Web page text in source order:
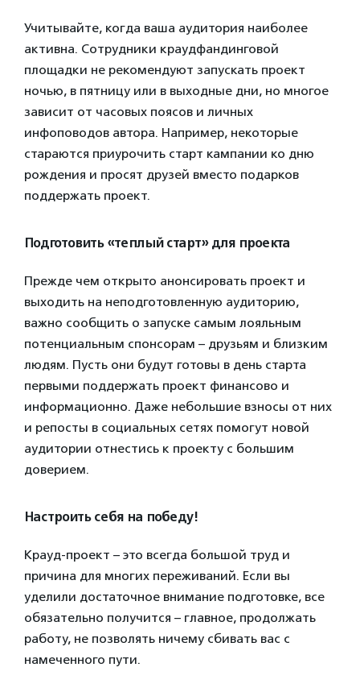
Учитывайте, когда ваша аудитория наиболее
активна. Сотрудники краудфандинговой
площадки не рекомендуют запускать проект
ночью, в пятницу или в выходные дни, но многое
зависит от часовых поясов и личных
инфоповодов автора. Например, некоторые
стараются приурочить старт кампании ко дню
рождения и просят друзей вместо подарков
поддержать проект.
Подготовить «теплый старт» для проекта
Прежде чем открыто анонсировать проект и
выходить на неподготовленную аудиторию,
важно сообщить о запуске самым лояльным
потенциальным спонсорам – друзьям и близким
людям. Пусть они будут готовы в день старта
первыми поддержать проект финансово и
информационно. Даже небольшие взносы от них
и репосты в социальных сетях помогут новой
аудитории отнестись к проекту с большим
доверием.
Настроить себя на победу!
Крауд-проект – это всегда большой труд и
причина для многих переживаний. Если вы
уделили достаточное внимание подготовке, все
обязательно получится – главное, продолжать
работу, не позволять ничему сбивать вас с
намеченного пути.